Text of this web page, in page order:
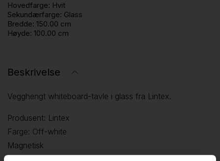
Hovedfarge: Hvit
Sekundærfarge: Glass
Bredde: 150.00 cm
Høyde: 100.00 cm
Beskrivelse
Vegghengt whiteboard-tavle i glass fra Lintex.
Produsent: Lintex
Farge: Off-white
Magnetisk